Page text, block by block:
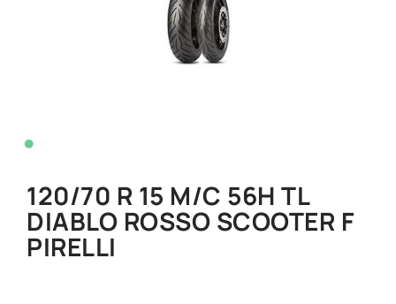
•
120/70 R 15 M/C 56H TL
DIABLO ROSSO SCOOTER F
PIRELLI